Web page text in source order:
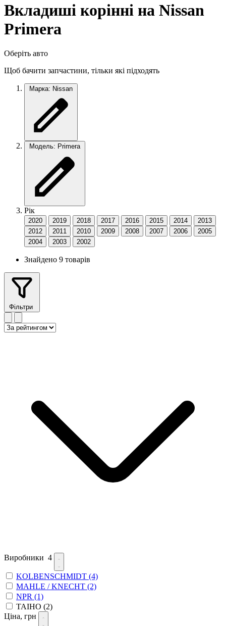
Вкладиші корінні на Nissan
Primera
Оберіть авто
Щоб бачити запчастини, тільки які підходять
Марка: Nissan
Модель: Primera
Рік
2020 2019 2018 2017 2016 2015 2014
2013
2012
2011 2010 2009 2008 2007 2006
2005
2004
2003 2002
Знайдено 9 товарів
Фільтри
Виробники 4
KOLBENSCHMIDT (4)
MAHLE / KNECHT (2)
NPR (1)
TAIHO (2)
Ціна, грн